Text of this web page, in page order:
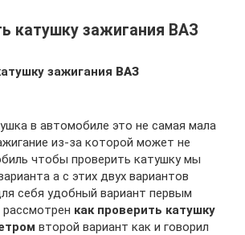
катушку зажигания ВАЗ
зажигания ВАЗ
в автомобиле это не самая мала
из-за которой может не
чтобы проверить катушку мы
а с этих двух вариантов
себя удобный вариант первым
как проверить катушку
второй вариант как и говорил